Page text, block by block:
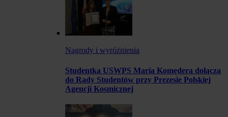
Nagrody i wyróżnienia
Studentka USWPS Maria Komędera dołącza
do Rady Studentów przy Prezesie Polskiej
Agencji Kosmicznej